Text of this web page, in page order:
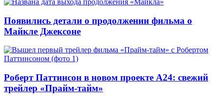
Появились детали о продолжении фильма о
Майкле Джексоне
Роберт Паттинсон в новом проекте A24: свежий
трейлер «Прайм-тайм»